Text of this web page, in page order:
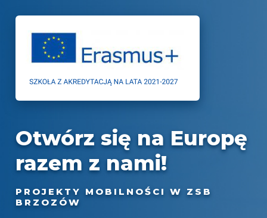
Otwórz się na Europę
razem z nami!
PROJEKTY MOBILNOŚCI W ZSB
BRZOZÓW